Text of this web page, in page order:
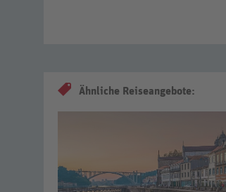
Ähnliche Reiseangebote: